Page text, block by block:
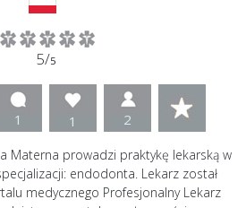
5/5
1 1 2
Materna prowadzi praktykę lekarską w
endodonta. Lekarz został
medycznego Profesjonalny Lekarz